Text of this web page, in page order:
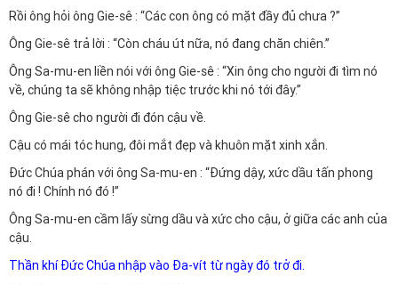
Rồi ông hỏi ông Gie-sê : “Các con ông có mặt đầy đủ chưa ?”
Ông Gie-sê trả lời : “Còn cháu út nữa, nó đang chăn chiên.”
Ông Sa-mu-en liền nói với ông Gie-sê : “Xin ông cho người đi tìm nó
về, chúng ta sẽ không nhập tiệc trước khi nó tới đây.”
Ông Gie-sê cho người đi đón cậu về.
Cậu có mái tóc hung, đôi mắt đẹp và khuôn mặt xinh xắn.
Đức Chúa phán với ông Sa-mu-en : “Đứng dậy, xức dầu tấn phong
nó đi ! Chính nó đó !”
Ông Sa-mu-en cầm lấy sừng dầu và xức cho cậu, ở giữa các anh của
cậu.
Thần khí Đức Chúa nhập vào Đa-vít từ ngày đó trở đi.